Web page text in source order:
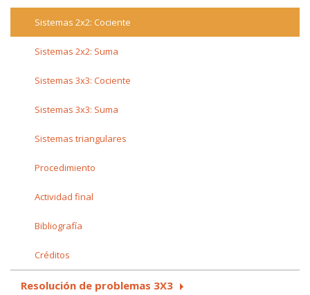
Sistemas 2x2: Cociente
Sistemas 2x2: Suma
Sistemas 3x3: Cociente
Sistemas 3x3: Suma
Sistemas triangulares
Procedimiento
Actividad final
Bibliografía
Créditos
Resolución de problemas 3X3